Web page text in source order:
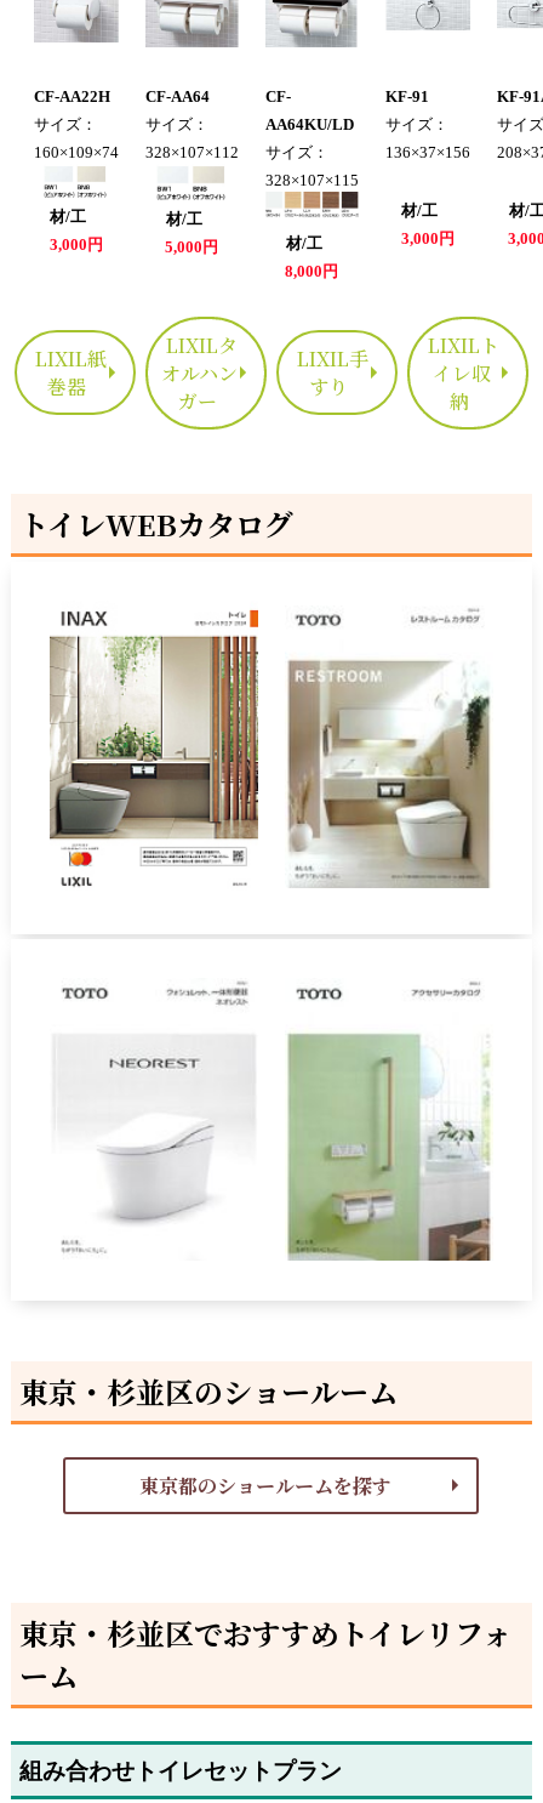
CF-AA22H
サイズ：
160×109×74
材/工
3,000円
CF-AA64
サイズ：
328×107×112
材/工
5,000円
CF-
AA64KU/LD
サイズ：
328×107×115
材/工
8,000円
KF-91
サイズ：
136×37×156
材/工
3,000円
KF-
サイ
材/
LIXIL紙
巻器
LIXILタ
オルハン
ガー
LIXIL手
すり
LIXILト
イレ収
納
トイレWEBカタログ
東京・杉並区のショールーム
東京都のショールームを探す
東京・杉並区でおすすめトイレリフォ
ーム
組み合わせトイレセットプラン